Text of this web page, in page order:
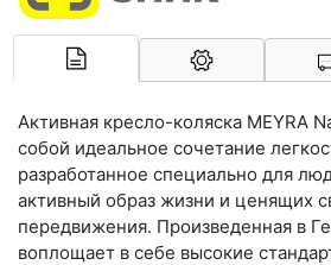
Активная кресло-коляска MEYRA
собой идеальное сочетание
разработанное специально для
активный образ жизни и ценящих
передвижения. Произведенная в
воплощает в себе высокие